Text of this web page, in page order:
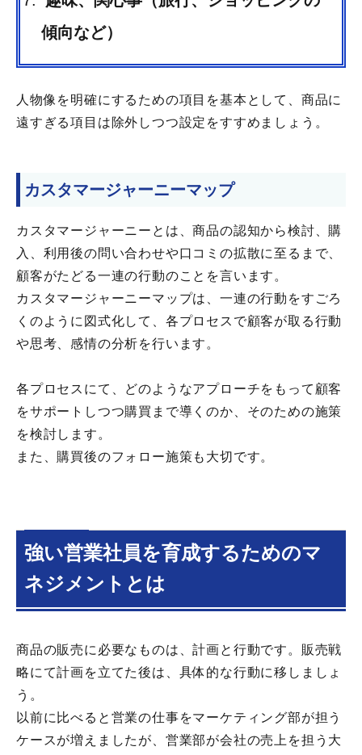
傾向など）
人物像を明確にするための項目を基本として、商品に
遠すぎる項目は除外しつつ設定をすすめましょう。
カスタマージャーニーマップ
カスタマージャーニーとは、商品の認知から検討、購
入、利用後の問い合わせや口コミの拡散に至るまで、
顧客がたどる一連の行動のことを言います。
カスタマージャーニーマップは、一連の行動をすごろ
くのように図式化して、各プロセスで顧客が取る行動
や思考、感情の分析を行います。
各プロセスにて、どのようなアプローチをもって顧客
をサポートしつつ購買まで導くのか、そのための施策
を検討します。
また、購買後のフォロー施策も大切です。
強い営業社員を育成するためのマ
ネジメントとは
商品の販売に必要なものは、計画と行動です。販売戦
略にて計画を立てた後は、具体的な行動に移しましょ
う。
以前に比べると営業の仕事をマーケティング部が担う
ケースが増えましたが、営業部が会社の売上を担う大